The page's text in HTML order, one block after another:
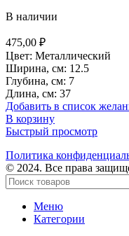
В наличии
475,00 ₽
Цвет: Металлический
Ширина, см: 12.5
Глубина, см: 7
Длина, см: 37
Добавить в список
В корзину
Быстрый просмотр
Политика
© 2024. Все права
Меню
Категории